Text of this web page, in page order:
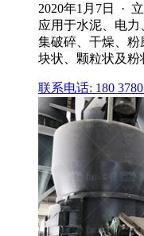
2020年1月7日 ·
应用于水泥、电
集破碎、干燥、
块状、颗粒状及粉
联系电话: 180 3780